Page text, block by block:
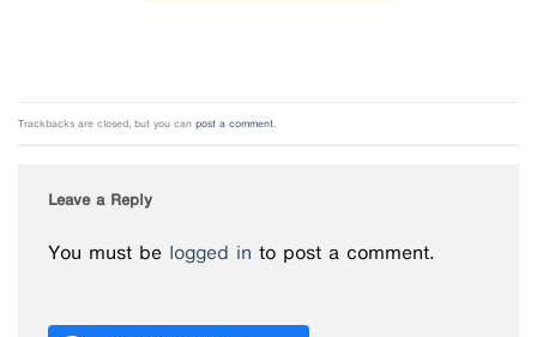
Trackbacks are closed, but you canpost a comment.
Leave a Reply
You must be logged in to post a comment.